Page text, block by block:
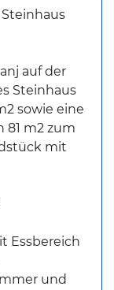
auf der
Steinhaus
sowie eine
81 m2 zum
mit
Essbereich
und